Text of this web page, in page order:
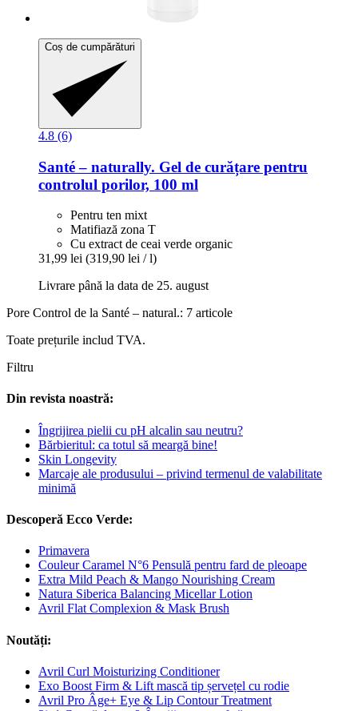
Coș de cumpărături
4.8 (6)
Santé – naturally. Gel de curățare pentru
controlul porilor, 100 ml
Pentru ten mixt
Matifiază zona T
Cu extract de ceai verde organic
31,99 lei (319,90 lei / l)
Livrare până la data de 25. august
Pore Control de la Santé – natural.: 7 articole
Toate prețurile includ TVA.
Filtru
Din revista noastră:
Îngrijirea pielii cu pH alcalin sau neutru?
Bărbieritul: ca totul să meargă bine!
Skin Longevity
Marcaje ale produsului – privind termenul de valabilitate
minimă
Descoperă Ecco Verde:
Primavera
Couleur Caramel N°6 Pensulă pentru fard de pleoape
Extra Mild Peach & Mango Nourishing Cream
Natura Siberica Balancing Micellar Lotion
Avril Flat Complexion & Mask Brush
Noutăți:
Avril Curl Moisturizing Conditioner
Exo Boost Firm & Lift mască tip șervețel cu rodie
Avril Pro Âge+ Eye & Lip Contour Treatment